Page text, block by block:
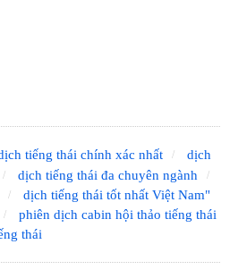
tiếng thái chính xác nhất
dịch
dịch tiếng thái đa chuyên ngành
dịch tiếng thái tốt nhất Việt Nam"
phiên dịch cabin hội thảo tiếng thái
thái